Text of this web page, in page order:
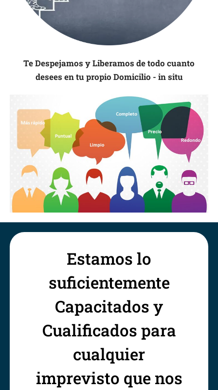
Te Despejamos y Liberamos de todo cuanto
desees en tu propio Domicilio - in situ
Estamos lo
suficientemente
Capacitados y
Cualificados para
cualquier
imprevisto que nos